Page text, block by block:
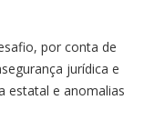
por conta de
jurídica e
estatal e anomalias